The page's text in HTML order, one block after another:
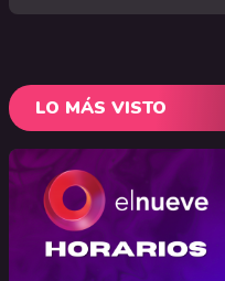
LO MÁS VISTO